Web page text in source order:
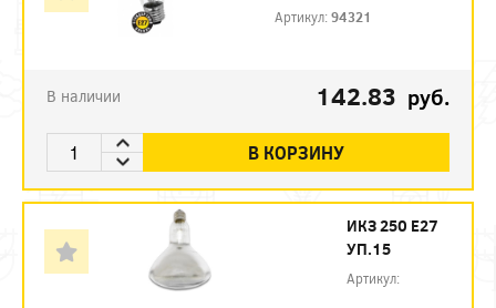
Артикул:94321
В наличии 142.83 руб.
В КОРЗИНУ
ИКЗ 250 Е27
УП.15
Артикул: